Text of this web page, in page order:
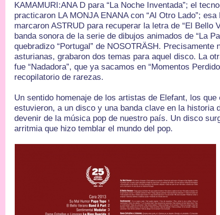
KAMAMURI:ANA D para “La Noche Inventada”; el
practicaron LA MONJA ENANA con “Al Otro Lado”;
marcaron ASTRUD para recuperar la letra de “El Bello
banda sonora de la serie de dibujos animados de “La
quebradizo “Portugal” de NOSOTRÄSH. Precisamente
asturianas, grabaron dos temas para aquel disco. La
fue “Nadadora”, que ya sacamos en “Momentos
recopilatorio de rarezas.
Un sentido homenaje de los artistas de Elefant, los
estuvieron, a un disco y una banda clave en la historia
devenir de la música pop de nuestro país. Un disco
arritmia que hizo temblar el mundo del pop.